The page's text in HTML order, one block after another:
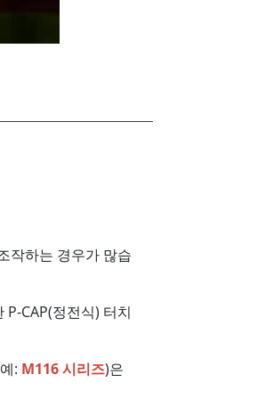
작하는 경우가 많습
CAP(정전식) 터치
: M116 시리즈)은